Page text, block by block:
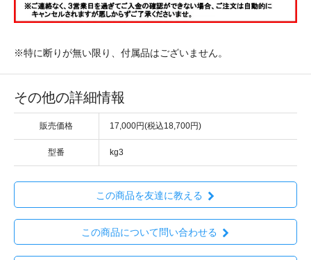
※特に断りが無い限り、付属品はございません。
その他の詳細情報
販売価格 17,000円(税込18,700円)
型番 kg3
この商品を友達に教える
この商品について問い合わせる